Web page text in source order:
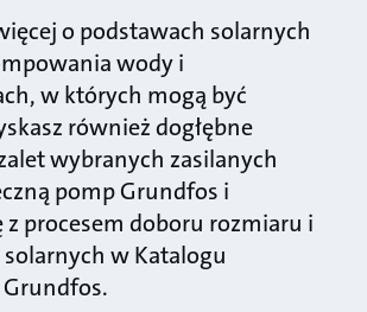
o podstawach solarnych
wody i
w których mogą być
również dogłębne
wybranych zasilanych
pomp Grundfos i
z procesem doboru rozmiaru i
w Katalogu